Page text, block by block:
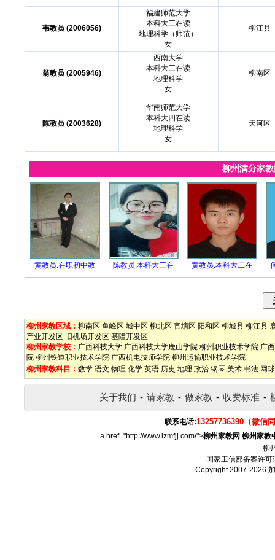
韦教员 (2006056)
福建师范大学
本科大三在读
地理科学（师范）
女
柳江县
翁教员 (2005946)
西南大学
本科大三在读
地理科学
女
柳南区
陈教员 (2003628)
华南师范大学
本科大四在读
地理科学
女
天河区
柳州满分家
黄教员.在职初中教 陈教员.本科大三在 黄教员.本科大二在
柳州家教区域： 柳南区 鱼峰区 城中区 柳北区 官塘区 阳和区 柳城县 柳江县
产业开发区
旧机场开发区 基隆开发区
柳州家教学校： 广西科技大学 广西科技大学鹿山学院 柳州职业技术学院 广
院 柳州铁道职业技术学院 广西机电技师学院 柳州运输职业技术学院
柳州家教科目： 数学 语文 物理 化学 英语 历史 地理 政治 钢琴 美术 书法 网球
关于我们 - 请家教 - 做家教 - 收费标准 -
联系电话:13257736390（微信
a href="http://www.lzmfjj.com/">柳州家教网 柳州家教
柳
国家工信部备案许可
Copyright 2007-2026